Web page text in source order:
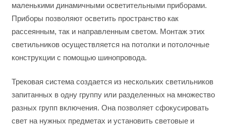
маленькими динамичными осветительными приборами.
Приборы позволяют осветить пространство как
рассеянным, так и направленным светом. Монтаж этих
светильников осуществляется на потолки и потолочные
конструкции с помощью шинопровода.
Трековая система создается из нескольких светильников
запитанных в одну группу или разделенных на множество
разных групп включения. Она позволяет сфокусировать
свет на нужных предметах и установить световые и